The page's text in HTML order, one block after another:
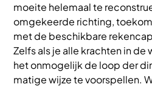
moeite helemaal te
omgekeerde richting,
met de beschikbare
Zelfs als je alle krachten in de
het onmogelijk de loop der
matige wijze te voorspellen.